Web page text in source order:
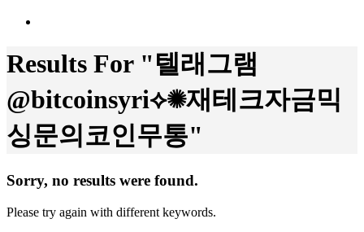
Results For "텔래그램
@bitcoinsyri⟡✺재테크자금믹
싱문의코인무통"
Sorry, no results were found.
Please try again with different keywords.